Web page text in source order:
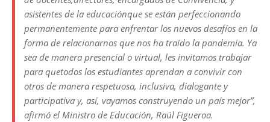
asistentes de la educaciónque se están perfeccionando
permanentemente para enfrentar los nuevos desafíos en la
forma de relacionarnos que nos ha traído la pandemia. Ya
sea de manera presencial o virtual, les invitamos trabajar
para quetodos los estudiantes aprendan a convivir con
otros de manera respetuosa, inclusiva, dialogante y
participativa y, así, vayamos construyendo un país mejor”,
afirmó el Ministro de Educación, Raúl Figueroa.